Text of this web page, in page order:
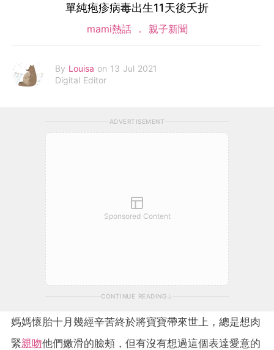
單純疱疹病毒出生11天後夭折
mami熱話 親子新聞
By Louisa on 13 Jul 2021
Digital Editor
ADVERTISEMENT
Sponsored Content
CONTINUE READING
媽媽懷胎十月幾經辛苦終於將寶寶帶來世上，總是想肉
緊親吻他們嫩滑的臉頰，但有沒有想過這個表達愛意的